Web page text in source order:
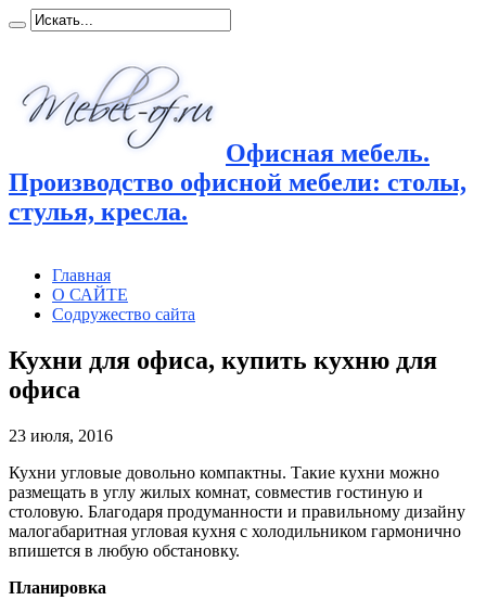
Офисная мебель.
Производство офисной мебели: столы,
стулья, кресла.
Главная
О САЙТЕ
Содружество сайта
Кухни для офиса, купить кухню для
офиса
23 июля, 2016
Кухни угловые довольно компактны. Такие кухни можно
размещать в углу жилых комнат, совместив гостиную и
столовую. Благодаря продуманности и правильному дизайну
малогабаритная угловая кухня с холодильником гармонично
впишется в любую обстановку.
Планировка